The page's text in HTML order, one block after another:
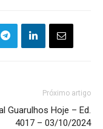
Próximo artigo
Guarulhos Hoje – Ed.
4017 – 03/10/2024